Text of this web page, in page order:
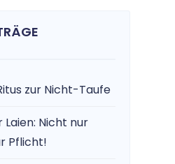
zur Nicht-Taufe
Nicht nur
Pflicht!